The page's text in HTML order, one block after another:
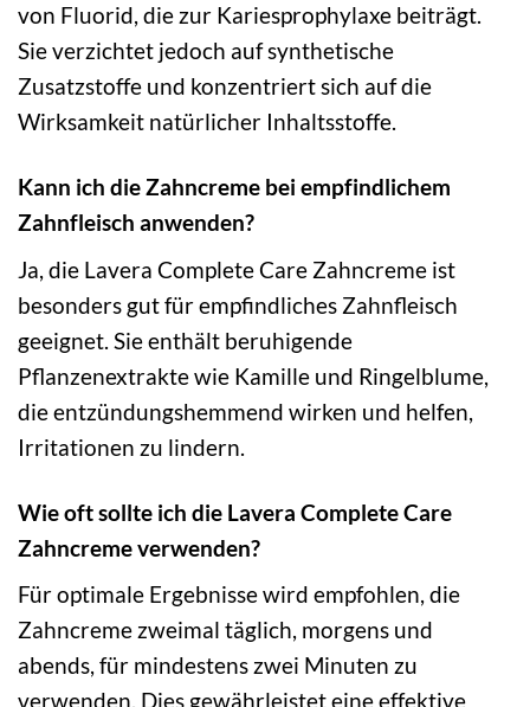
von Fluorid, die zur Kariesprophylaxe beiträgt.
Sie verzichtet jedoch auf synthetische
Zusatzstoffe und konzentriert sich auf die
Wirksamkeit natürlicher Inhaltsstoffe.
Kann ich die Zahncreme bei empfindlichem
Zahnfleisch anwenden?
Ja, die Lavera Complete Care Zahncreme ist
besonders gut für empfindliches Zahnfleisch
geeignet. Sie enthält beruhigende
Pflanzenextrakte wie Kamille und Ringelblume,
die entzündungshemmend wirken und helfen,
Irritationen zu lindern.
Wie oft sollte ich die Lavera Complete Care
Zahncreme verwenden?
Für optimale Ergebnisse wird empfohlen, die
Zahncreme zweimal täglich, morgens und
abends, für mindestens zwei Minuten zu
verwenden. Dies gewährleistet eine effektive